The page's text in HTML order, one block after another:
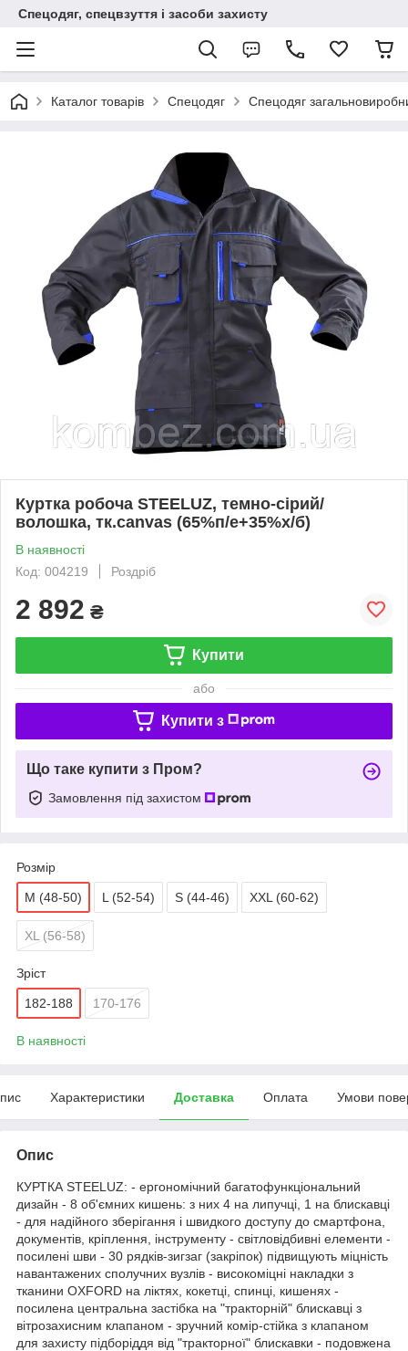
Спецодяг, спецвзуття і засоби захисту
Каталог товарів Спецодяг Спецодяг
Куртка робоча STEELUZ, темно-сірий/
волошка, тк.canvas (65%п/е+35%х/б)
В наявності
Код: 004219
Роздріб
2 892 ₴
Купити
або
Купити з
Що таке купити з Пром?
Замовлення під захистом
Розмір
M (48-50) L (52-54) S (44-46) XXL (60-62)
XL (56-58)
Зріст
182-188 170-176
В наявності
Характеристики Доставка Оплата Умови
Опис
КУРТКА STEELUZ: - ергономічний багатофункціональний
дизайн - 8 об'ємних кишень: з них 4 на липучці, 1 на блискавці
- для надійного зберігання і швидкого доступу до смартфона,
документів, кріплення, інструменту - світловідбивні елементи -
посилені шви - 30 рядків-зигзаг (закріпок) підвищують міцність
навантажених сполучних вузлів - високоміцні накладки з
тканини OXFORD на ліктях, кокетці, спинці, кишенях -
посилена центральна застібка на "тракторній" блискавці з
вітрозахисним клапаном - зручний комір-стійка з клапаном
для захисту підборіддя від "тракторної" блискавки - подовжена